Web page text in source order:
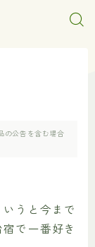
の公告を含む場合
うと今まで
で一番好き